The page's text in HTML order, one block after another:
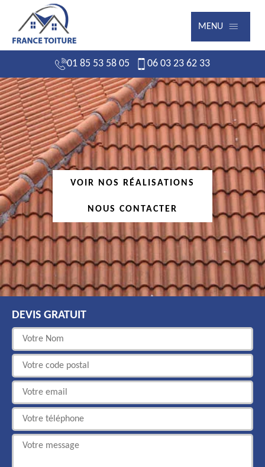
MENU
01 85 53 58 05 06 03 23 62 33
VOIR NOS RÉALISATIONS
NOUS CONTACTER
DEVIS GRATUIT